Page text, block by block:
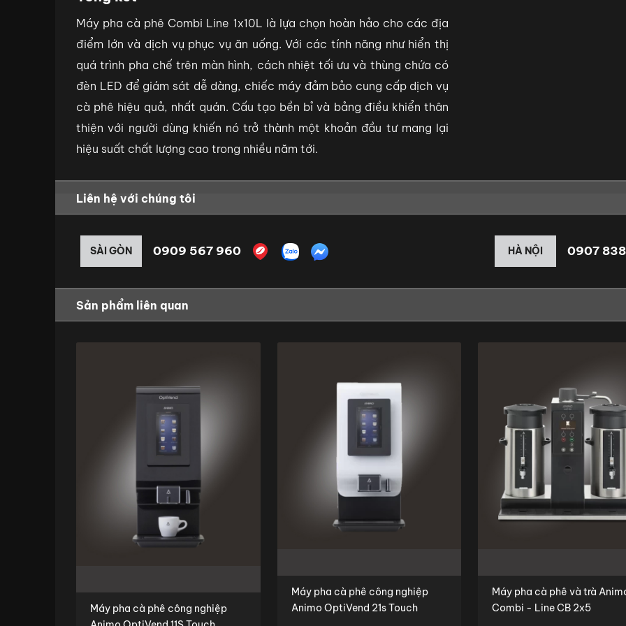
Máy pha cà phê Combi Line 1x10L là lựa chọn hoàn hảo cho các địa
điểm lớn và dịch vụ phục vụ ăn uống. Với các tính năng như hiển thị
quá trình pha chế trên màn hình, cách nhiệt tối ưu và thùng chứa có
đèn LED để giám sát dễ dàng, chiếc máy đảm bảo cung cấp dịch vụ
cà phê hiệu quả, nhất quán. Cấu tạo bền bỉ và bảng điều khiển thân
thiện với người dùng khiến nó trở thành một khoản đầu tư mang lại
hiệu suất chất lượng cao trong nhiều năm tới.
Liên hệ với chúng tôi
SÀI GÒN 0909 567 960 HÀ NỘI 0907
Sản phẩm liên quan
Máy pha cà phê công nghiệp
Máy pha cà phê công nghiệp
Animo OptiVend 21s Touch
Máy pha cà phê và trà
Combi - Line CB 2x5